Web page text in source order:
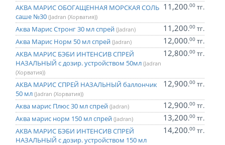
АКВА МАРИС ОБОГАЩЕННАЯ МОРСКАЯ СОЛЬ
саше №30 (Jadran (Хорватия))
11,200.00 тг.
Аква Марис Стронг 30 мл спрей (Jadran) 11,200.00 тг.
Аква Марис Норм 50 мл спрей (Jadran) 12,000.00 тг.
АКВА МАРИС БЭБИ ИНТЕНСИВ СПРЕЙ
НАЗАЛЬНЫЙ с дозир. устройством 50мл (Jadran
(Хорватия))
12,800.00 тг.
АКВА МАРИС СПРЕЙ НАЗАЛЬНЫЙ баллончик
50 мл (Jadran (Хорватия))
12,900.00 тг.
Аква марис Плюс 30 мл спрей (Jadran) 12,900.00 тг.
Аква марис норм 150 мл спрей (Jadran) 13,200.00 тг.
АКВА МАРИС БЭБИ ИНТЕНСИВ СПРЕЙ
НАЗАЛЬНЫЙ с дозир. устройством 150 мл
14,200.00 тг.